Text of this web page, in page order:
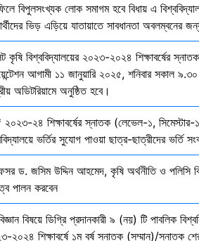
বিপুলসংখ্যক লোক সমাগম হবে বিধায় এ
ভিড় এড়িয়ে যাতায়াতে সাবধানতা অবলম্বনের
কৃষি বিশ্ববিদ্যালয়ের ২০২৩-২০২৪ শিক্ষাবর্ষের
আগামী ১১ জানুয়ারি ২০২৫, শনিবার সকাল ৯.৩০
অডিটরিয়ামে অনুষ্ঠিত হবে।
২৪ শিক্ষাবর্ষের স্নাতক (লেভেল-১, সিমেস্টার-
ভর্তির সুযোগ পাওয়া ছাত্র-ছাত্রীদের
ড. জসিম উদ্দিন আহমেদ, কৃষি অর্থনীতি ও পলিসি
পালন করবেন
বিষয়ে ডিগ্রি প্রদানকারী ৯ (নয়) টি পাবলিক
২০২৪ শিক্ষাবর্ষে ১ম বর্ষ স্নাতক (সম্মান)/স্নাতক